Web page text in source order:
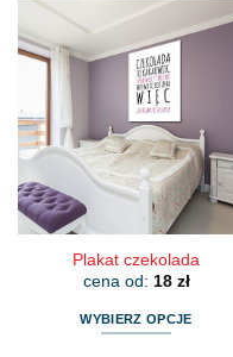
wiele
wariantów.
Opcje
można
wybrać
na
stronie
produktu
Plakat czekolada
cena od: 18 zł
WYBIERZ OPCJE